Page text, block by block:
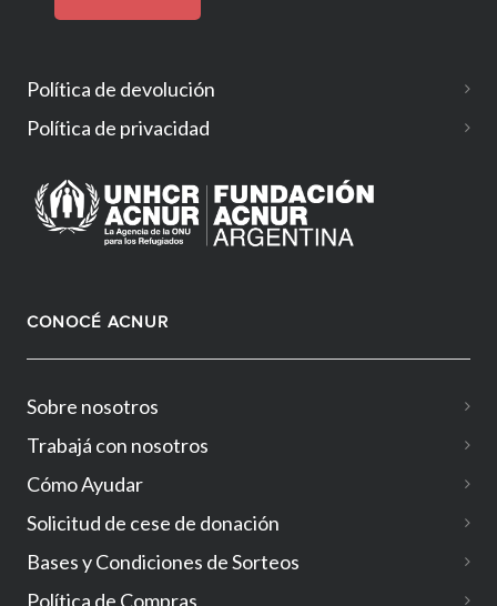
Política de devolución
Política de privacidad
CONOCÉ ACNUR
Sobre nosotros
Trabajá con nosotros
Cómo Ayudar
Solicitud de cese de donación
Bases y Condiciones de Sorteos
Política de Compras